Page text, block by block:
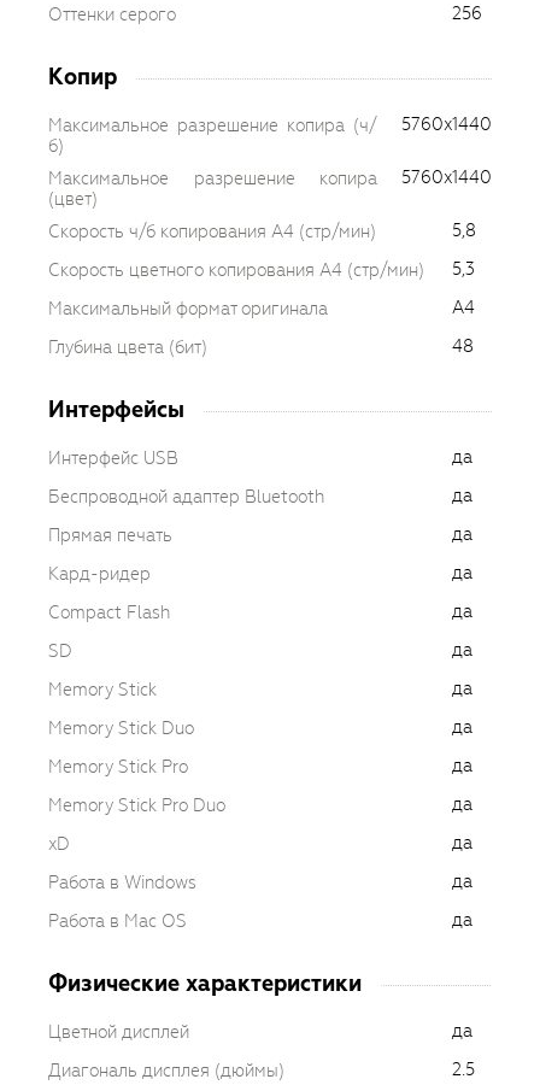
Оттенки серого
256
Копир
Максимальное разрешение копира (ч/
б)
5760x1440
Максимальное разрешение копира
(цвет)
5760x1440
Скорость ч/б копирования A4 (стр/мин)
5,8
Скорость цветного копирования A4 (стр/мин)
5,3
Максимальный формат оригинала
A4
Глубина цвета (бит)
48
Интерфейсы
Интерфейс USB
да
Беспроводной адаптер Bluetooth
да
Прямая печать
да
Кард-ридер
да
Compact Flash
да
SD
да
Memory Stick
да
Memory Stick Duo
да
Memory Stick Pro
да
Memory Stick Pro Duo
да
xD
да
Работа в Windows
да
Работа в Mac OS
да
Физические характеристики
Цветной дисплей
да
Диагональ дисплея (дюймы)
2.5